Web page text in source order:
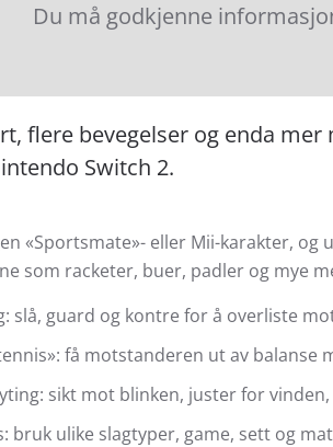
Du må godkjenne
flere bevegelser og enda
Switch 2.
«Sportsmate»- eller Mii-karakter,
som racketer, buer, padler og mye
slå, guard og kontre for å overliste
få motstanderen ut av balanse
sikt mot blinken, juster for
bruk ulike slagtyper, game, sett og